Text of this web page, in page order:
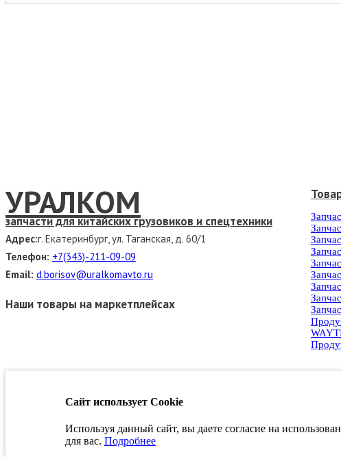
УРАЛКОМ
запчасти для китайских грузовиков и спецтехники
Адрес:г. Екатеринбург, ул. Таганская, д. 60/1
Телефон: +7(343)-211-09-09
Email: d.borisov@uralkomavto.ru
Наши товары на маркетплейсах
Заказать звонок
Сайт использует Cookie
Используя данный сайт, вы даете согласие на
для вас. Подробнее